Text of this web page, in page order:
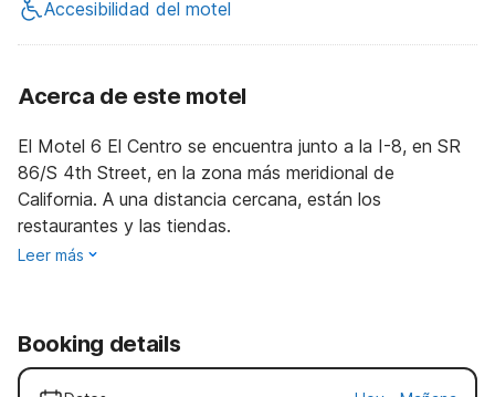
Accesibilidad del motel
Acerca de este motel
El Motel 6 El Centro se encuentra junto a la I-8, en SR
86/S 4th Street, en la zona más meridional de
California. A una distancia cercana, están los
restaurantes y las tiendas.
Leer más
Booking details